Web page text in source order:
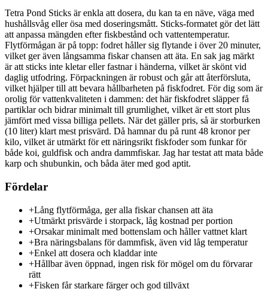
Tetra Pond Sticks är enkla att dosera, du kan ta en näve, väga med
hushållsvåg eller ösa med doseringsmått. Sticks-formatet gör det lätt
att anpassa mängden efter fiskbestånd och vattentemperatur.
Flytförmågan är på topp: fodret håller sig flytande i över 20 minuter,
vilket ger även långsamma fiskar chansen att äta. En sak jag märkt
är att sticks inte kletar eller fastnar i händerna, vilket är skönt vid
daglig utfodring. Förpackningen är robust och går att återförsluta,
vilket hjälper till att bevara hållbarheten på fiskfodret. För dig som är
orolig för vattenkvaliteten i dammen: det här fiskfodret släpper få
partiklar och bidrar minimalt till grumlighet, vilket är ett stort plus
jämfört med vissa billiga pellets. När det gäller pris, så är storburken
(10 liter) klart mest prisvärd. Då hamnar du på runt 48 kronor per
kilo, vilket är utmärkt för ett näringsrikt fiskfoder som funkar för
både koi, guldfisk och andra dammfiskar. Jag har testat att mata både
karp och shubunkin, och båda äter med god aptit.
Fördelar
+Lång flytförmåga, ger alla fiskar chansen att äta
+Utmärkt prisvärde i storpack, låg kostnad per portion
+Orsakar minimalt med bottenslam och håller vattnet klart
+Bra näringsbalans för dammfisk, även vid låg temperatur
+Enkel att dosera och kladdar inte
+Hållbar även öppnad, ingen risk för mögel om du förvarar
rätt
+Fisken får starkare färger och god tillväxt